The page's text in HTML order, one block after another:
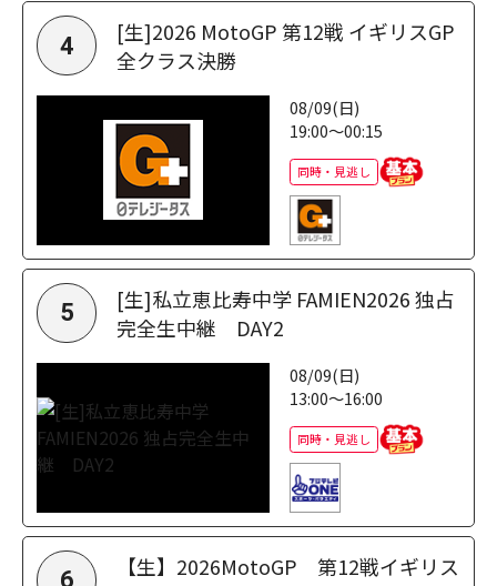
4
[生]2026 MotoGP 第12戦 イギリスGP
全クラス決勝
08/09(日)
19:00～00:15
同時・見逃し
5
[生]私立恵比寿中学 FAMIEN2026 独占
完全生中継 DAY2
08/09(日)
13:00～16:00
同時・見逃し
6
【生】2026MotoGP 第12戦イギリス